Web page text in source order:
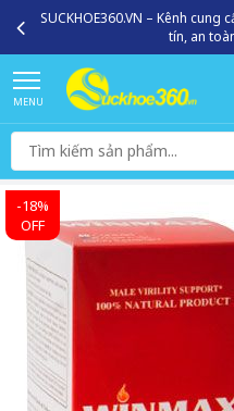
SUCKHOE360.VN – Kênh
tín, an
MENU
-18%
OFF